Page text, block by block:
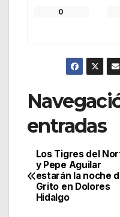
0
entradas
Los Tigres del
y Pepe Aguilar
estarán la noche
Grito en Dolores
Hidalgo